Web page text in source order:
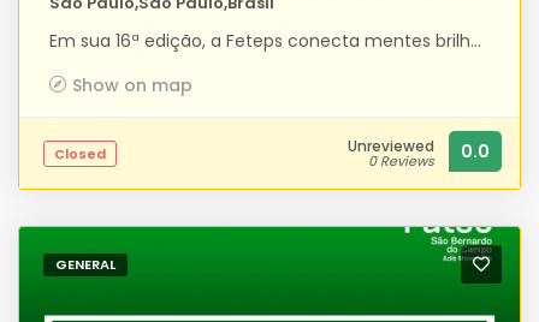
Em sua 16ª edição, a Feteps conecta mentes brilhantes a desafios reais, incentivando estudantes a criarem projetos com impacto no mercado e na sociedade. Aqui, startups nascem, ideias ganham vida e o futuro é moldado por jovens talentos.
Show on map
Closed Unreviewed
0 Reviews 0.0
GENERAL